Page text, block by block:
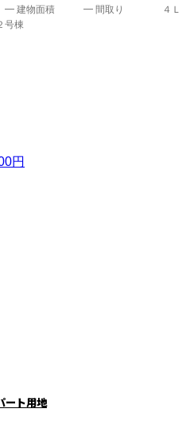
物面積 ━ 間取り ４Ｌ
棟
円
ト用地